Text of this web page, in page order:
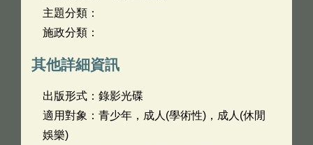
主題分類：
施政分類：
其他詳細資訊
出版形式：錄影光碟
適用對象：青少年，成人(學術性)，成人(休閒
娛樂)